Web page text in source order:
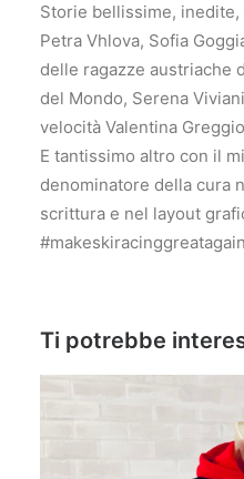
Storie bellissime,
Petra Vhlova, Sofia
delle ragazze austriache
del Mondo, Serena
velocità Valentina
E tantissimo altro con il
denominatore della cura
scrittura e nel layout
#makeskiracinggreatagain
Ti potrebbe